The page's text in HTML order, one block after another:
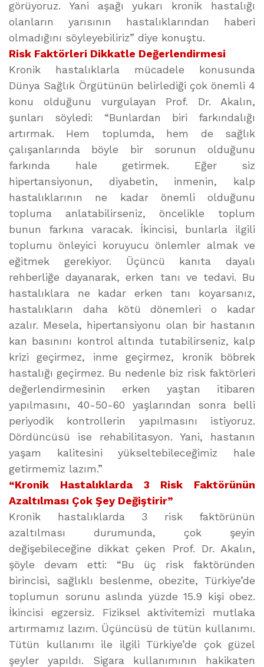
görüyoruz. Yani aşağı yukarı kronik hastalığı
olanların yarısının hastalıklarından haberi
olmadığını söyleyebiliriz” diye konuştu.
Risk Faktörleri Dikkatle Değerlendirmesi
Kronik hastalıklarla mücadele konusunda
Dünya Sağlık Örgütünün belirlediği çok önemli 4
konu olduğunu vurgulayan Prof. Dr. Akalın,
şunları söyledi: “Bunlardan biri farkındalığı
artırmak. Hem toplumda, hem de sağlık
çalışanlarında böyle bir sorunun olduğunu
farkında hale getirmek. Eğer siz
hipertansiyonun, diyabetin, inmenin, kalp
hastalıklarının ne kadar önemli olduğunu
topluma anlatabilirseniz, öncelikle toplum
bunun farkına varacak. İkincisi, bunlarla ilgili
toplumu önleyici koruyucu önlemler almak ve
eğitmek gerekiyor. Üçüncü kanıta dayalı
rehberliğe dayanarak, erken tanı ve tedavi. Bu
hastalıklara ne kadar erken tanı koyarsanız,
hastalıkların daha kötü dönemleri o kadar
azalır. Mesela, hipertansiyonu olan bir hastanın
kan basınını kontrol altında tutabilirseniz, kalp
krizi geçirmez, inme geçirmez, kronik böbrek
hastalığı geçirmez. Bu nedenle biz risk faktörleri
değerlendirmesinin erken yaştan itibaren
yapılmasını, 40-50-60 yaşlarından sonra belli
periyodik kontrollerin yapılmasını istiyoruz.
Dördüncüsü ise rehabilitasyon. Yani, hastanın
yaşam kalitesini yükseltebileceğimiz hale
getirmemiz lazım.”
“Kronik Hastalıklarda 3 Risk Faktörünün
Azaltılması Çok Şey Değiştirir”
Kronik hastalıklarda 3 risk faktörünün
azaltılması durumunda, çok şeyin
değişebileceğine dikkat çeken Prof. Dr. Akalın,
şöyle devam etti: “Bu üç risk faktöründen
birincisi, sağlıklı beslenme, obezite, Türkiye’de
toplumun sorunu aslında yüzde 15.9 kişi obez.
İkincisi egzersiz. Fiziksel aktivitemizi mutlaka
artırmamız lazım. Üçüncüsü de tütün kullanımı.
Tütün kullanımı ile ilgili Türkiye’de çok güzel
şeyler yapıldı. Sigara kullanımının hakikaten